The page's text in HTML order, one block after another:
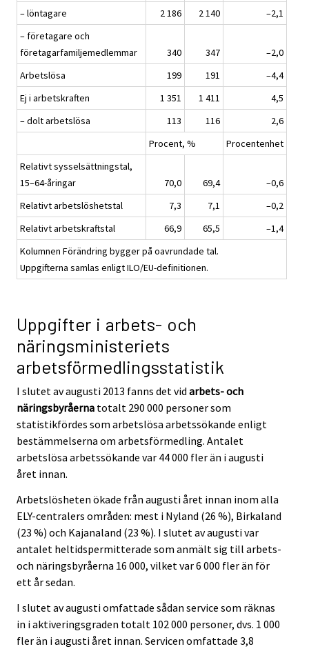
– löntagare 2 186 2 140
–2,1
– företagare och
företagarfamiljemedlemmar
340 347
–2,0
Arbetslösa
199 191
–4,4
Ej i arbetskraften
1 351 1 411
4,5
– dolt arbetslösa
113 116
2,6
Procent, %
Procentenhet
Relativt sysselsättningstal,
15–64-åringar
70,0 69,4
–0,6
Relativt arbetslöshetstal
7,3 7,1
–0,2
Relativt arbetskraftstal
66,9 65,5
–1,4
Kolumnen Förändring bygger på oavrundade tal.
Uppgifterna samlas enligt ILO/EU-definitionen.
Uppgifter i arbets- och
näringsministeriets
arbetsförmedlingsstatistik
I slutet av augusti 2013 fanns det vid arbets- och
näringsbyråerna totalt 290 000 personer som
statistikfördes som arbetslösa arbetssökande enligt
bestämmelserna om arbetsförmedling. Antalet
arbetslösa arbetssökande var 44 000 fler än i augusti
året innan.
Arbetslösheten ökade från augusti året innan inom alla
ELY-centralers områden: mest i Nyland (26 %), Birkaland
(23 %) och Kajanaland (23 %). I slutet av augusti var
antalet heltidspermitterade som anmält sig till arbets-
och näringsbyråerna 16 000, vilket var 6 000 fler än för
ett år sedan.
I slutet av augusti omfattade sådan service som räknas
in i aktiveringsgraden totalt 102 000 personer, dvs. 1 000
fler än i augusti året innan. Servicen omfattade 3,8